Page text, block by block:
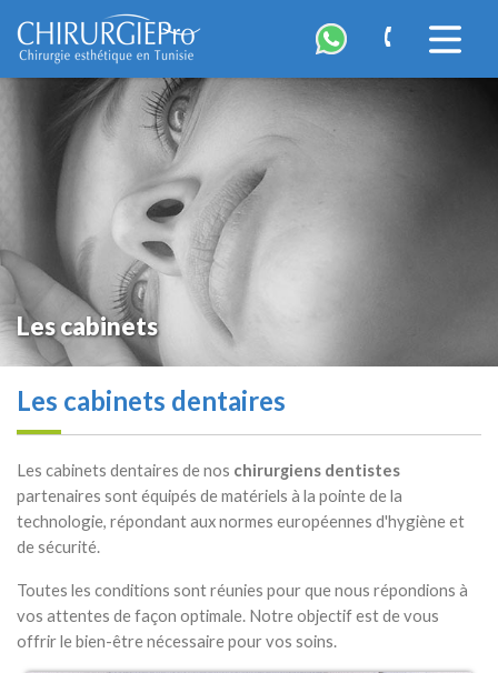
ChirurgiePro
Accéder
Les cabinets
Les cabinets dentaires
Les cabinets dentaires de nos chirurgiens dentistes
partenaires sont équipés de matériels à la pointe de la
technologie, répondant aux normes européennes d'hygiène et
de sécurité.
Toutes les conditions sont réunies pour que nous répondions à
vos attentes de façon optimale. Notre objectif est de vous
offrir le bien-être nécessaire pour vos soins.